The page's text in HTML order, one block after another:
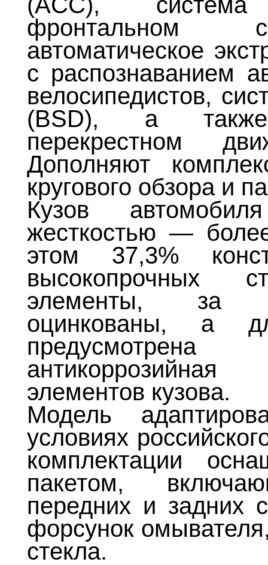
фронтальном
автоматическое
с распознаванием
велосипедистов,
(BSD), а
перекрестном
Дополняют
кругового обзора и
Кузов
жесткостью —
этом 37,3%
высокопрочных
элементы, за
оцинкованы, а
элементов кузова.
Модель
условиях
комплектации
пакетом,
передних и задних
форсунок
стекла.